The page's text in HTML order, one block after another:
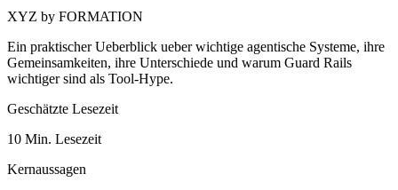
XYZ by FORMATION
Ein praktischer Ueberblick ueber wichtige agentische Systeme, ihre
Gemeinsamkeiten, ihre Unterschiede und warum Guard Rails
wichtiger sind als Tool-Hype.
Geschätzte Lesezeit
10 Min. Lesezeit
Kernaussagen